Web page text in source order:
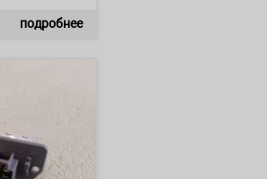
подробнее